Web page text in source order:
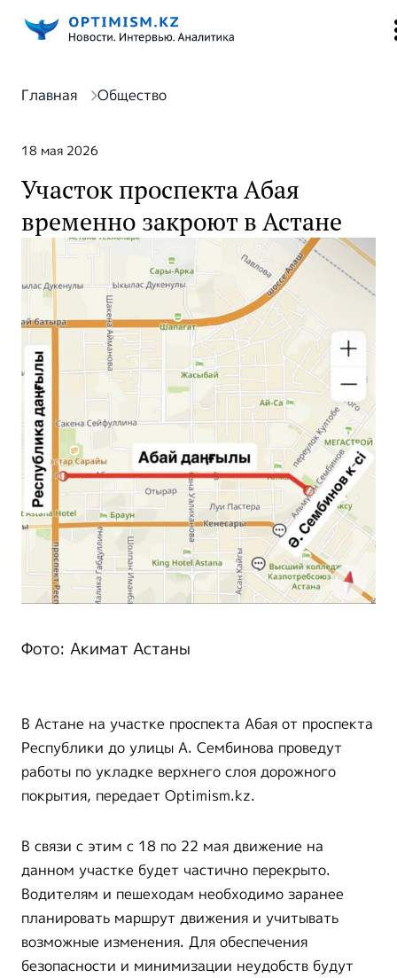
Главная Общество
18 мая 2026
Участок проспекта Абая
временно закроют в Астане
Фото: Акимат Астаны
В Астане на участке проспекта Абая от проспекта
Республики до улицы А. Сембинова проведут
работы по укладке верхнего слоя дорожного
покрытия, передает Optimism.kz.
В связи с этим с 18 по 22 мая движение на
данном участке будет частично перекрыто.
Водителям и пешеходам необходимо заранее
планировать маршрут движения и учитывать
возможные изменения. Для обеспечения
безопасности и минимизации неудобств будут